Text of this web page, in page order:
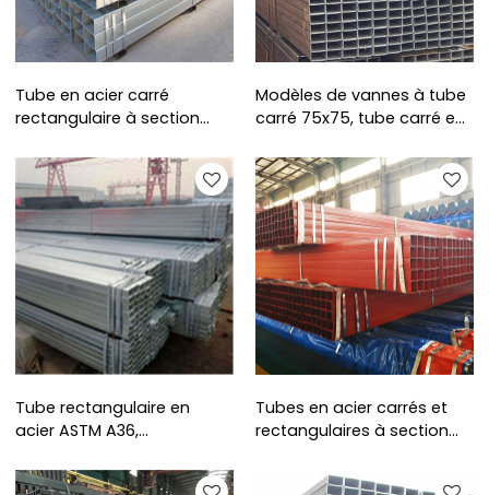
Tube en acier carré
rectangulaire à section
Modèles de vannes à tube
carré 75x75, tube carré en
Tube rectangulaire en
acier ASTM A36,
Tubes en acier carrés et
rectangulaires à section